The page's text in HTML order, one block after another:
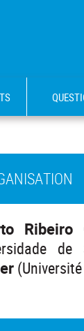
Ribeiro